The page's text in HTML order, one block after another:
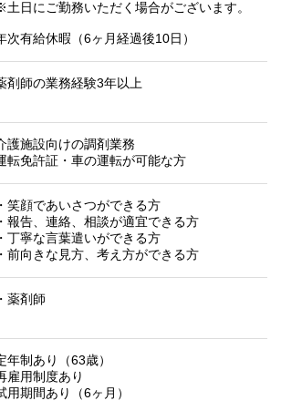
土日にご勤務いただく場合がございます。
次有給休暇（6ヶ月経過後10日）
剤師の業務経験3年以上
護施設向けの調剤業務
転免許証・車の運転が可能な方
・笑顔であいさつができる方
・報告、連絡、相談が適宜できる方
・丁寧な言葉遣いができる方
・前向きな見方、考え方ができる方
・薬剤師
年制あり（63歳）
雇用制度あり
用期間あり（6ヶ月）